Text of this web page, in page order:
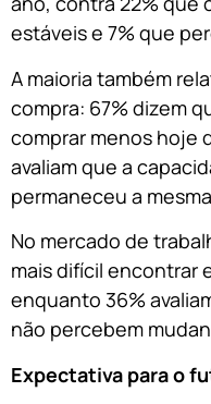
estáveis e 7% que
A maioria também
compra: 67% dizem
comprar menos hoje
avaliam que a
permaneceu a
No mercado de
mais difícil encontrar
enquanto 36%
não percebem
Expectativa para o